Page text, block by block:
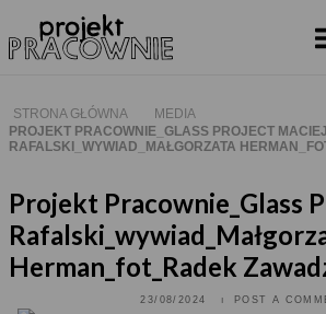
to
STRONA GŁÓWNA
MEDIA
PROJEKT PRACOWNIE_GLASS PROJECT MACIEJ
RAFALSKI_WYWIAD_MAŁGORZATA
Projekt Pracownie_Glass
Herman_fot_Radek
23/08/2024 POST A